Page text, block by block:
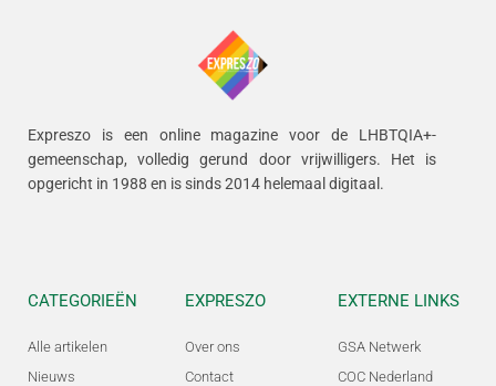
Expreszo is een online magazine voor de LHBTQIA+-
gemeenschap, volledig gerund door vrijwilligers. Het is
opgericht in 1988 en is sinds 2014 helemaal digitaal.
CATEGORIEËN
Alle artikelen
Nieuws
EXPRESZO
Over ons
Contact
EXTERNE LINKS
GSA Netwerk
COC Nederland